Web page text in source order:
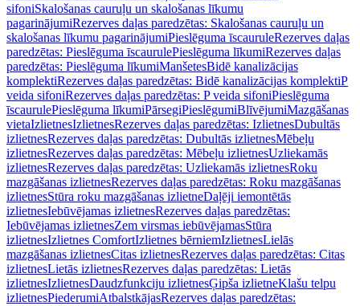
sifoniSkalošanas cauruļu un skalošanas līkumu
pagarinājumiRezerves daļas paredzētas: Skalošanas cauruļu un
skalošanas līkumu pagarinājumiPieslēguma īscauruleRezerves daļas
paredzētas: Pieslēguma īscaurulePieslēguma līkumiRezerves daļas
paredzētas: Pieslēguma līkumiManšetesBidē kanalizācijas
komplektiRezerves daļas paredzētas: Bidē kanalizācijas komplektiP
veida sifoniRezerves daļas paredzētas: P veida sifoniPieslēguma
īscaurulePieslēguma līkumiPārsegiPieslēgumiBlīvējumiMazgāšanas
vietaIzlietnesIzlietnesRezerves daļas paredzētas: IzlietnesDubultās
izlietnesRezerves daļas paredzētas: Dubultās izlietnesMēbeļu
izlietnesRezerves daļas paredzētas: Mēbeļu izlietnesUzliekamās
izlietnesRezerves daļas paredzētas: Uzliekamās izlietnesRoku
mazgāšanas izlietnesRezerves daļas paredzētas: Roku mazgāšanas
izlietnesStūra roku mazgāšanas izlietneDaļēji iemontētās
izlietnesIebūvējamas izlietnesRezerves daļas paredzētas:
Iebūvējamas izlietnesZem virsmas iebūvējamasStūra
izlietnesIzlietnes ComfortIzlietnes bērniemIzlietnesLielās
mazgāšanas izlietnesCitas izlietnesRezerves daļas paredzētas: Citas
izlietnesLietās izlietnesRezerves daļas paredzētas: Lietās
izlietnesIzlietnesDaudzfunkciju izlietnesĢipša izlietneKlašu telpu
izlietnesPiederumiAtbalstkājasRezerves daļas paredzētas: